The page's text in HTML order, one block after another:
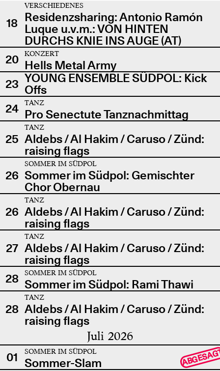
18
VERSCHIEDENES
Residenzsharing: Antonio Ramón
Luque u.v.m.: VON HINTEN
DURCHS KNIE INS AUGE (AT)
20
KONZERT
Hells Metal Army
23 YOUNG ENSEMBLE SÜDPOL: Kick
Offs
24
TANZ
Pro Senectute Tanznachmittag
25
TANZ
Aldebs / Al Hakim / Caruso / Zünd:
raising flags
26
SOMMER IM SÜDPOL
Sommer im Südpol: Gemischter
Chor Obernau
26
TANZ
Aldebs / Al Hakim / Caruso / Zünd:
raising flags
27
TANZ
Aldebs / Al Hakim / Caruso / Zünd:
raising flags
28
SOMMER IM SÜDPOL
Sommer im Südpol: Rami Thawi
28
TANZ
Aldebs / Al Hakim / Caruso / Zünd:
raising flags
Juli 2026
01 SOMMER IM SÜDPOL
Sommer-Slam